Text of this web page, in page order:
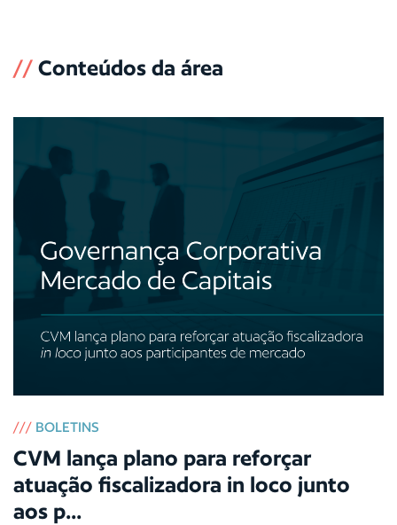
// Conteúdos da área
/// BOLETINS
CVM lança plano para reforçar
atuação fiscalizadora in loco junto
aos p...